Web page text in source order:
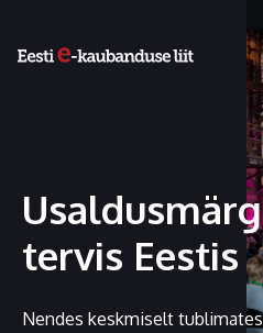
tervis Eestis
Nendes keskmiselt